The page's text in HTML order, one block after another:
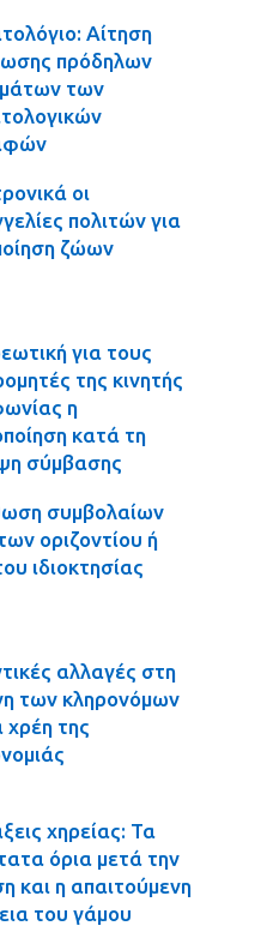
Αίτηση
πρόδηλων
των
οι
πολιτών για
ζώων
για τους
της κινητής
η
κατά τη
σύμβασης
συμβολαίων
οριζοντίου ή
ιδιοκτησίας
αλλαγές στη
των κληρονόμων
χρέη της
χηρείας: Τα
όρια μετά την
και η απαιτούμενη
του γάμου